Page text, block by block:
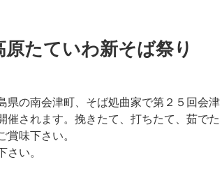
たていわ新そば祭り
の南会津町、そば処曲家で第２５回会津
催されます。挽きたて、打ちたて、茹でた
賞味下さい。
い。